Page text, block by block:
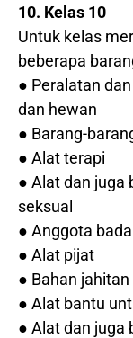
10. Kelas 10
Untuk kelas
beberapa
● Peralatan
dan hewan
● Barang-
● Alat terapi
● Alat dan juga
seksual
● Anggota
● Alat pijat
● Bahan jahitan
● Alat bantu
● Alat dan juga